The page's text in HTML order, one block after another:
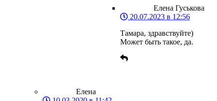
Елена Гуськова
20.07.2023 в 12:56
Тамара, здравствуйте)
Может быть такое, да.
Елена